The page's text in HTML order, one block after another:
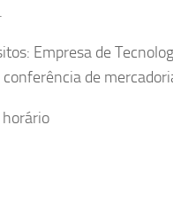
Empresa de
de